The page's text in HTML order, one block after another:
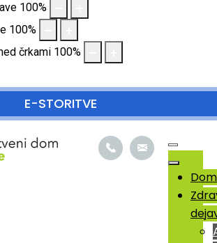
100%
100%
črkami 100%
DO OSREDNJE VSEBINE
E-STORITVE